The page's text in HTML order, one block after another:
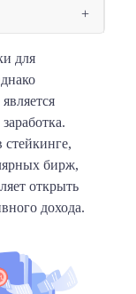
для
бирж,
открыть
дохода.